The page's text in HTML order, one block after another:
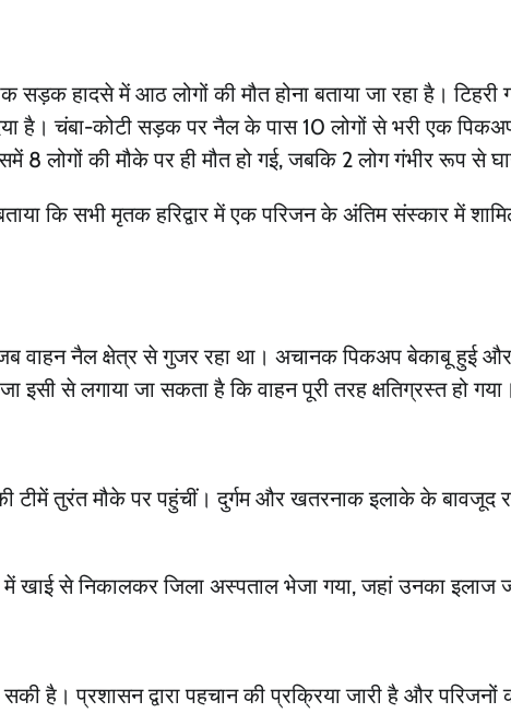
हादसे में आठ लोगों की मौत होना बताया जा रहा है। टिहरी
है। चंबा-कोटी सड़क पर नैल के पास 10 लोगों से भरी एक
8 लोगों की मौके पर ही मौत हो गई, जबकि 2 लोग गंभीर रूप से
कि सभी मृतक हरिद्वार में एक परिजन के अंतिम संस्कार में
वाहन नैल क्षेत्र से गुजर रहा था। अचानक पिकअप बेकाबू हुई
इसी से लगाया जा सकता है कि वाहन पूरी तरह क्षतिग्रस्त हो
टीमें तुरंत मौके पर पहुंचीं। दुर्गम और खतरनाक इलाके के बावजूद
खाई से निकालकर जिला अस्पताल भेजा गया, जहां उनका इलाज
है। प्रशासन द्वारा पहचान की प्रक्रिया जारी है और परिजनों
Nainital_ महिला को खूंखार जानवर
मार डाला, लोगों में गुस्सा _पहले